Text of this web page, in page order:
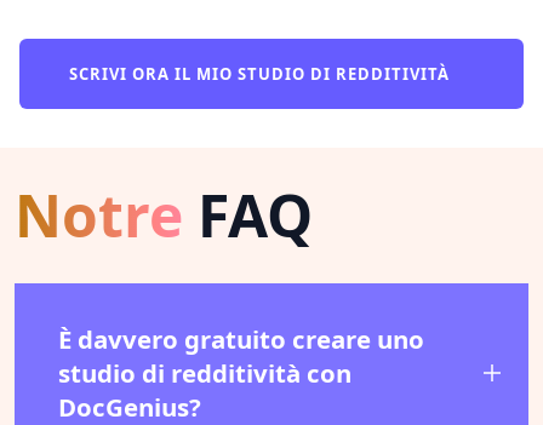
SCRIVI ORA IL MIO STUDIO DI REDDITIVITÀ
Notre FAQ
È davvero gratuito creare uno
studio di redditività con
DocGenius?